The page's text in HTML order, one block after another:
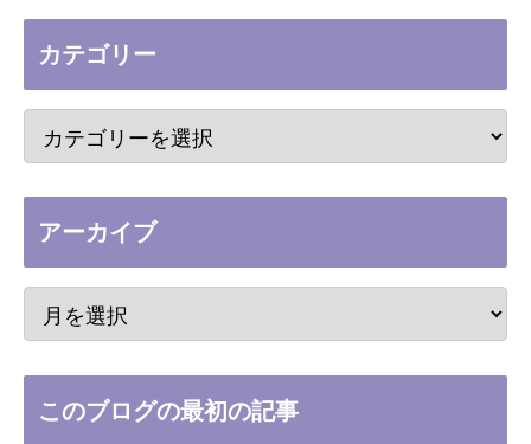
カテゴリー
アーカイブ
このブログの最初の記事